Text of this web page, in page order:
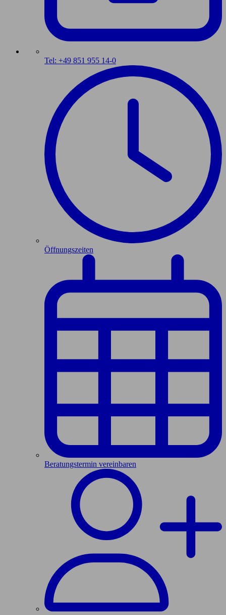
Tel: +49 851 955 14-0
Öffnungszeiten
Beratungstermin vereinbaren